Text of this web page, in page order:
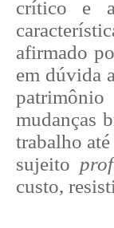
crítico e
afirmado
em dúvida
mudanças
trabalho
sujeito
custo,